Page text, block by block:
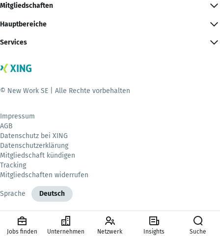
Mitgliedschaften
Hauptbereiche
Services
© New Work SE | Alle Rechte vorbehalten
Impressum
AGB
Datenschutz bei XING
Datenschutzerklärung
Mitgliedschaft kündigen
Tracking
Mitgliedschaften widerrufen
Sprache Deutsch
Jobs finden Unternehmen Netzwerk Insights Suche